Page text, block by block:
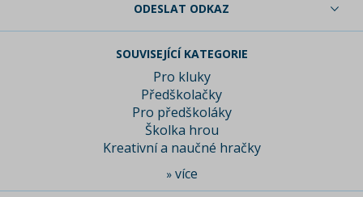
ODESLAT ODKAZ
SOUVISEJÍCÍ KATEGORIE
Pro kluky
Předškolačky
Pro předškoláky
Školka hrou
Kreativní a naučné hračky
» více